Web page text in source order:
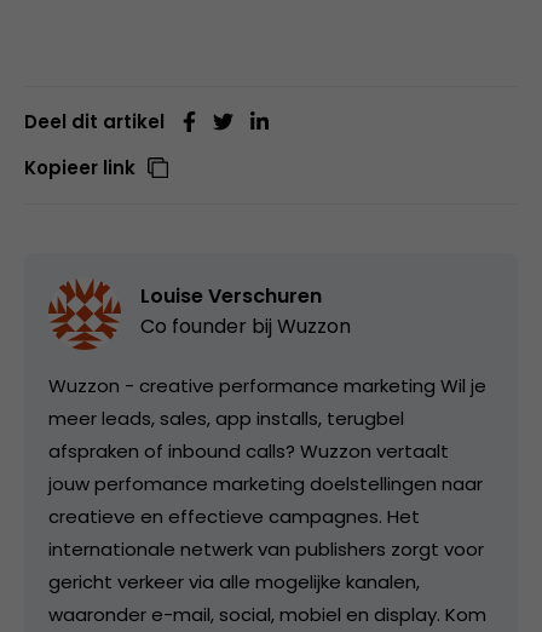
Deel dit artikel
Kopieer link
Louise Verschuren
Co founder bij Wuzzon
Wuzzon - creative performance marketing Wil je
meer leads, sales, app installs, terugbel
afspraken of inbound calls? Wuzzon vertaalt
jouw perfomance marketing doelstellingen naar
creatieve en effectieve campagnes. Het
internationale netwerk van publishers zorgt voor
gericht verkeer via alle mogelijke kanalen,
waaronder e-mail, social, mobiel en display. Kom